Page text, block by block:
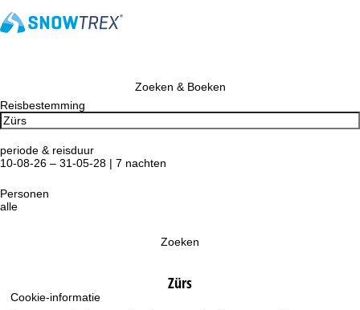
Cookie-informatie
Zoeken & Boeken
Reisbestemming
periode & reisduur
10-08-26 – 31-05-28 | 7 nachten
Personen
alle
Zoeken
Zürs